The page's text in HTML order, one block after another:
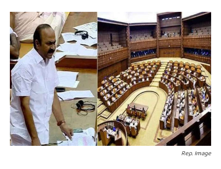
Rep. Image